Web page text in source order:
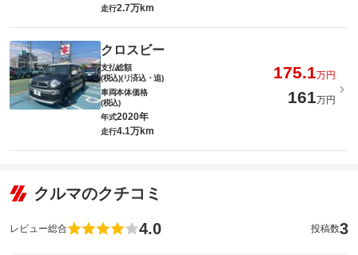
走行2.7万km
クロスビー
支払総額
(税込)(リ済込・追)
175.1万円
車両本体価格
(税込)
161万円
年式2020年
走行4.1万km
クルマのクチコミ
レビュー総合 4.0 投稿数3